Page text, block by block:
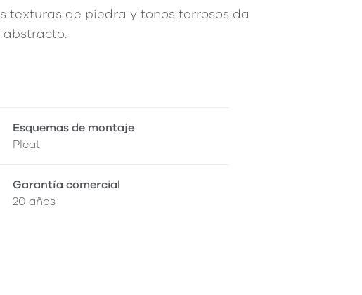
texturas de piedra y tonos terrosos da
Esquemas de montaje
Pleat
Garantía comercial
20 años